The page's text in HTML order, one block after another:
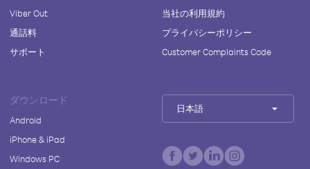
Viber Out
通話料
サポート
当社の利用規約
プライバシーポリシー
Customer Complaints Code
ダウンロード
Android
iPhone & iPad
Windows PC
日本語